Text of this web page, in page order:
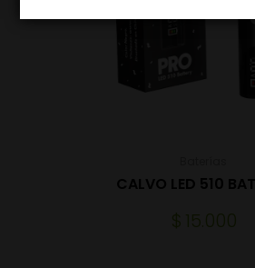
CALVO LED 510
$ 15.000